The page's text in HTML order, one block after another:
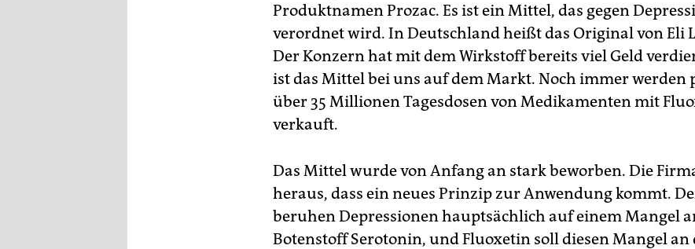
Produktnamen Prozac. Es ist ein Mittel, das gegen
verordnet wird. In Deutschland heißt das Original von Eli
Der Konzern hat mit dem Wirkstoff bereits viel Geld
ist das Mittel bei uns auf dem Markt. Noch immer werden
über 35 Millionen Tagesdosen von Medikamenten mit
verkauft.
Das Mittel wurde von Anfang an stark beworben. Die
heraus, dass ein neues Prinzip zur Anwendung kommt.
beruhen Depressionen hauptsächlich auf einem Mangel
Botenstoff Serotonin, und Fluoxetin soll diesen Mangel an